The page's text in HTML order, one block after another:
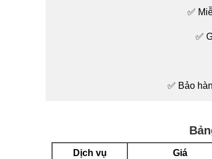
✅
✅
✅ Bảo
Dịch vụ Giá